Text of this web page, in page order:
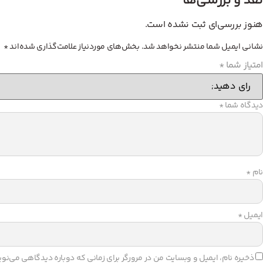
هنوز بررسی‌ای ثبت نشده است.
نشانی ایمیل شما منتشر نخواهد شد. بخش‌های موردنیاز علامت‌گذاری شده‌اند*
امتیاز شما *
دیدگاه شما*
نام *
ایمیل*
ذخیره نام، ایمیل و وبسایت من در مرورگر برای زمانی که دوباره دیدگاهی